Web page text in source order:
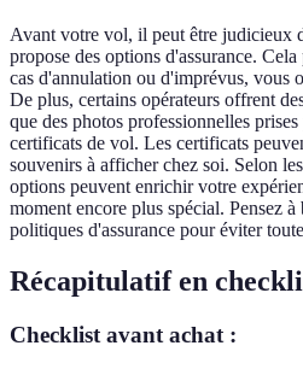
Avant votre vol, il peut être judicieux
propose des options d'assurance.
cas d'annulation ou d'imprévus, vous
De plus, certains opérateurs offrent
que des photos professionnelles
certificats de vol. Les certificats
souvenirs à afficher chez soi. Selon
options peuvent enrichir votre
moment encore plus spécial. Pensez
politiques d'assurance pour éviter
Récapitulatif en
Checklist avant achat :